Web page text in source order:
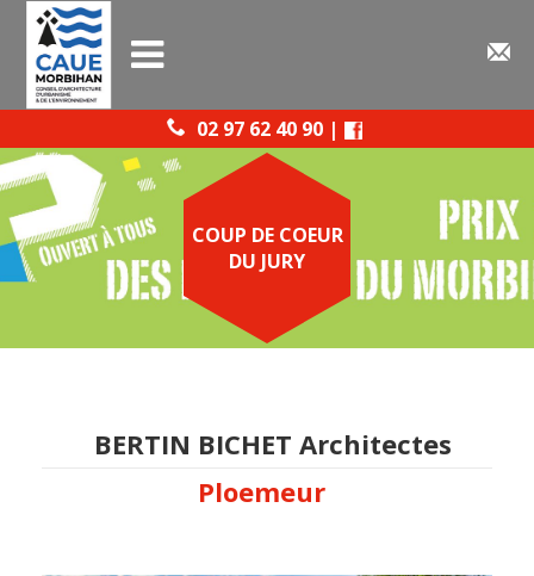
02 97 62 40 90 |
COUP DE COEUR
DU JURY
BERTIN BICHET Architectes
Ploemeur